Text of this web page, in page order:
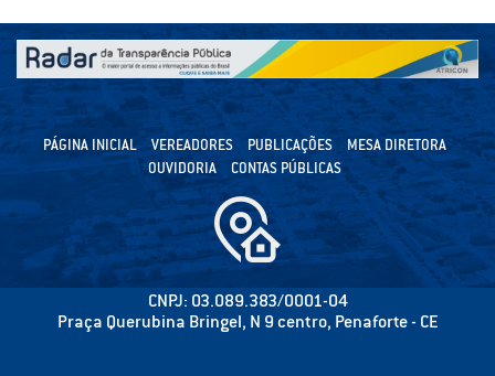
PÁGINA INICIAL VEREADORES PUBLICAÇÕES
MESA DIRETORA
OUVIDORIA
CONTAS PÚBLICAS
CNPJ: 03.089.383/0001-04
Praça Querubina Bringel, N 9 centro, Penaforte - CE